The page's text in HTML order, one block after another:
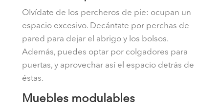
Olvídate de los percheros de pie: ocupan un
espacio excesivo. Decántate por perchas de
pared para dejar el abrigo y los bolsos.
Además, puedes optar por colgadores para
puertas, y aprovechar así el espacio detrás de
éstas.
Muebles modulables